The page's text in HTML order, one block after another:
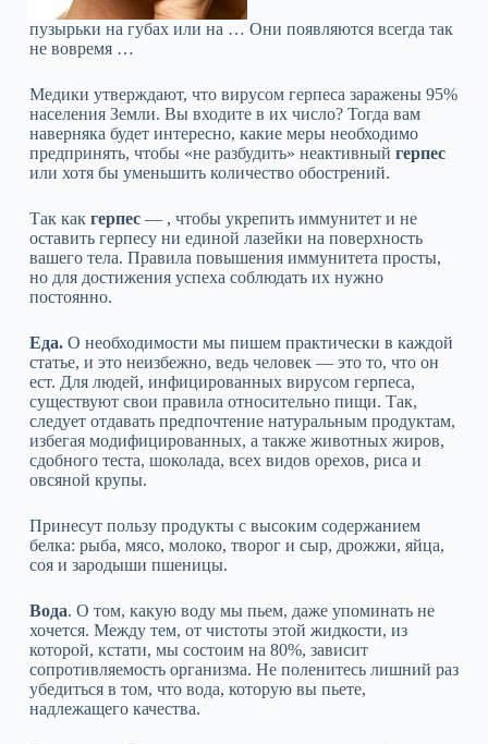
пузырьки на губах или на … Они появляются всегда так
не вовремя …
Медики утверждают, что вирусом герпеса заражены 95%
населения Земли. Вы входите в их число? Тогда вам
наверняка будет интересно, какие меры необходимо
предпринять, чтобы «не разбудить» неактивный герпес
или хотя бы уменьшить количество обострений.
Так как герпес— , чтобы укрепить иммунитет и не
оставить герпесу ни единой лазейки на поверхность
вашего тела. Правила повышения иммунитета просты,
но для достижения успеха соблюдать их нужно
постоянно.
Еда.О необходимости мы пишем практически в каждой
статье, и это неизбежно, ведь человек — это то, что он
ест. Для людей, инфицированных вирусом герпеса,
существуют свои правила относительно пищи. Так,
следует отдавать предпочтение натуральным продуктам,
избегая модифицированных, а также животных жиров,
сдобного теста, шоколада, всех видов орехов, риса и
овсяной крупы.
Принесут пользу продукты с высоким содержанием
белка: рыба, мясо, молоко, творог и сыр, дрожжи, яйца,
соя и зародыши пшеницы.
Вода. О том, какую воду мы пьем, даже упоминать не
хочется. Между тем, от чистоты этой жидкости, из
которой, кстати, мы состоим на 80%, зависит
сопротивляемость организма. Не поленитесь лишний раз
убедиться в том, что вода, которую вы пьете,
надлежащего качества.